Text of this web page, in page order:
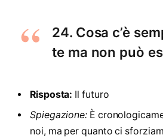
24. Cosa c’è
te ma non può
Risposta: Il futuro
Spiegazione: È
noi, ma per quanto ci